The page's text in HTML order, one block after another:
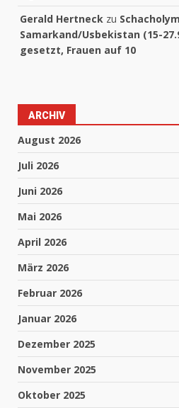
Gerald Hertneck zu
Samarkand/Usbekistan (15-
gesetzt, Frauen auf 10
ARCHIV
August 2026
Juli 2026
Juni 2026
Mai 2026
April 2026
März 2026
Februar 2026
Januar 2026
Dezember 2025
November 2025
Oktober 2025